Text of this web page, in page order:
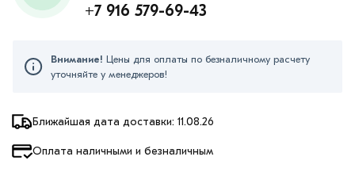
Ближайшая дата доставки: 11.08.26
Оплата наличными и безналичным
+7 916 579-69-43
Внимание! Цены для оплаты по безналичному расчету
уточняйте у менеджеров!